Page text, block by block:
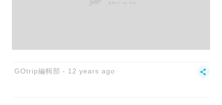
GOtrip編輯部 12 years ago